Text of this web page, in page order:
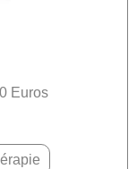
Euros